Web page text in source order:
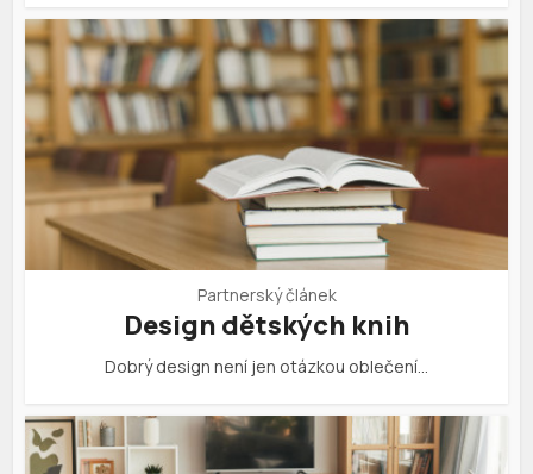
Partnerský článek
Design dětských knih
Dobrý design není jen otázkou oblečení…